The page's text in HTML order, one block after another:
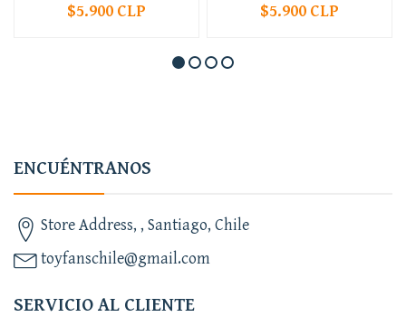
$5.900 CLP $5.900 CLP
ENCUÉNTRANOS
Store Address, , Santiago, Chile
toyfanschile@gmail.com
SERVICIO AL CLIENTE